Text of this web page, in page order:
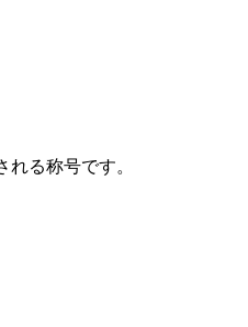
る称号です。